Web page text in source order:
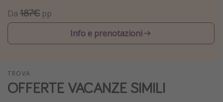
Vacanze all inclusive
Vacanze estate 2026
Vacanze di Pasqua 2026
Vacanze con bambini
Vacanze al mare
Da 187€ pp
Info e prenotazioni
TROVA
OFFERTE VACANZE SIMILI